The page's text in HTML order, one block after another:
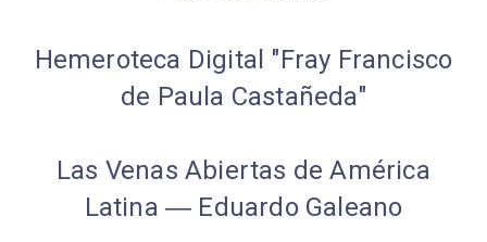
Hemeroteca Digital "Fray Francisco
de Paula Castañeda"
Las Venas Abiertas de América
Latina ― Eduardo Galeano